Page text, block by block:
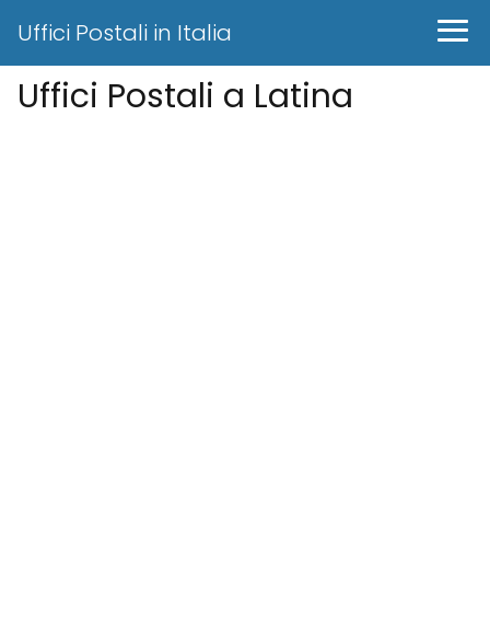
Uffici Postali in Italia
Uffici Postali a Latina